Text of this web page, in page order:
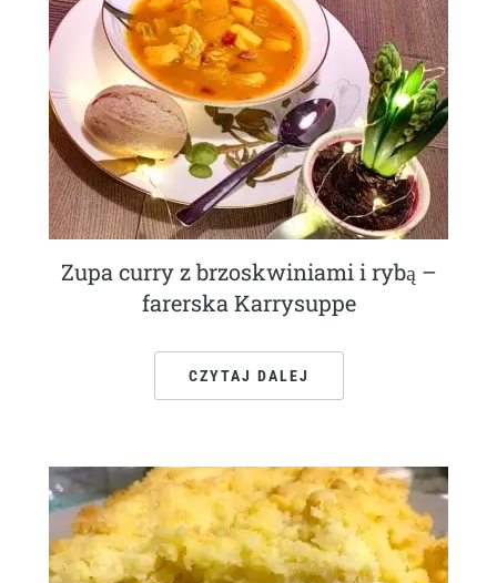
Zupa curry z brzoskwiniami i rybą –
farerska Karrysuppe
CZYTAJ DALEJ